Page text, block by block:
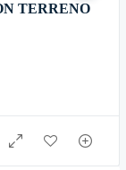
TERRENO